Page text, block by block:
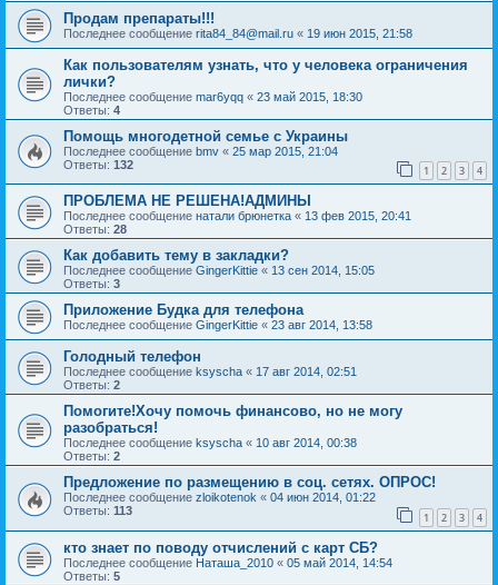
Продам препараты!!!
Последнее сообщение rita84_84@mail.ru « 19 июн 2015, 21:58
Как пользователям узнать, что у человека ограничения
лички?
Последнее сообщение mar6yqq « 23 май 2015, 18:30
Ответы: 4
Помощь многодетной семье с Украины
Последнее сообщение bmv « 25 мар 2015, 21:04
Ответы: 132 1 2 3 4
ПРОБЛЕМА НЕ РЕШЕНА!АДМИНЫ
Последнее сообщение натали брюнетка « 13 фев 2015, 20:41
Ответы: 28
Как добавить тему в закладки?
Последнее сообщение GingerKittie « 13 сен 2014, 15:05
Ответы: 3
Приложение Будка для телефона
Последнее сообщение GingerKittie « 23 авг 2014, 13:58
Голодный телефон
Последнее сообщение ksyscha « 17 авг 2014, 02:51
Ответы: 2
Помогите!Хочу помочь финансово, но не могу
разобраться!
Последнее сообщение ksyscha « 10 авг 2014, 00:38
Ответы: 2
Предложение по размещению в соц. сетях. ОПРОС!
Последнее сообщение zloikotenok « 04 июн 2014, 01:22
Ответы: 113 1 2 3 4
кто знает по поводу отчислений с карт СБ?
Последнее сообщение Наташа_2010 « 05 май 2014, 14:54
Ответы: 5